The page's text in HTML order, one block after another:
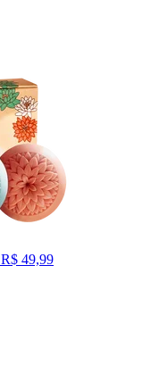
R$ 49,99